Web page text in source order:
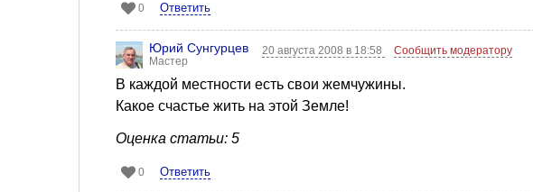
0 Ответить
Юрий Сунгурцев
Мастер
20 августа 2008 в 18:58 Сообщить модератору
В каждой местности есть свои жемчужины.
Какое счастье жить на этой Земле!
Оценка статьи: 5
0 Ответить